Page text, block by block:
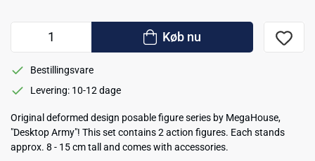
Køb nu
Bestillingsvare
Levering: 10-12 dage
Original deformed design posable figure series by MegaHouse,
"Desktop Army"! This set contains 2 action figures. Each stands
approx. 8 - 15 cm tall and comes with accessories.